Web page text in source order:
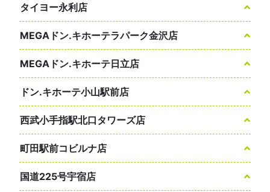
タイヨー永利店
MEGAドン.キホーテラパーク金沢店
MEGAドン.キホーテ日立店
ドン.キホーテ小山駅前店
西武小手指駅北口タワーズ店
町田駅前コビルナ店
国道225号宇宿店